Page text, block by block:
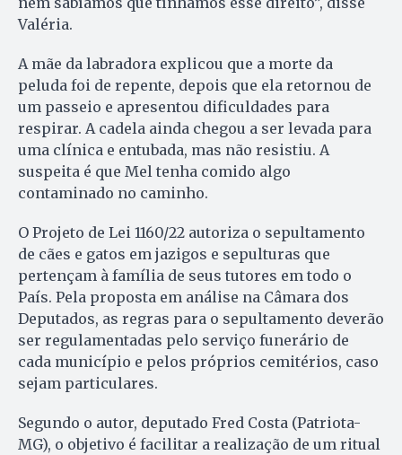
Valéria.
A mãe da labradora explicou que a morte da
peluda foi de repente, depois que ela retornou de
um passeio e apresentou dificuldades para
respirar. A cadela ainda chegou a ser levada para
uma clínica e entubada, mas não resistiu. A
suspeita é que Mel tenha comido algo
contaminado no caminho.
O Projeto de Lei 1160/22 autoriza o sepultamento
de cães e gatos em jazigos e sepulturas que
pertençam à família de seus tutores em todo o
País. Pela proposta em análise na Câmara dos
Deputados, as regras para o sepultamento deverão
ser regulamentadas pelo serviço funerário de
cada município e pelos próprios cemitérios, caso
sejam particulares.
Segundo o autor, deputado Fred Costa (Patriota-
MG), o objetivo é facilitar a realização de um ritual